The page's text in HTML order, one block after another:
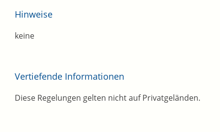
Hinweise
keine
Vertiefende Informationen
Diese Regelungen gelten nicht auf Privatgeländen.